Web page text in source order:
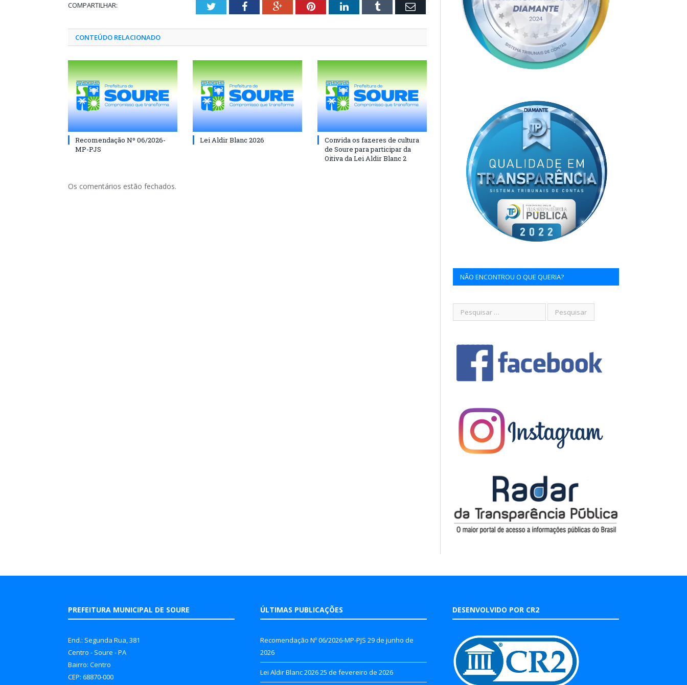
COMPARTILHAR: TwitterFacebookGoogle+PinterestLinkedInTumblr Email
CONTEÚDO RELACIONADO
Recomendação Nº 06/2026-
MP-PJS
Lei Aldir Blanc 2026
Convida os fazeres de cultura
de Soure para participar da
Oitiva da Lei Aldir Blanc 2
Os comentários estão fechados.
NÃO ENCONTROU O QUE QUERIA?
PREFEITURA MUNICIPAL DE SOURE
End.: Segunda Rua, 381
Centro - Soure - PA
Bairro: Centro
CEP: 68870-000
ÚLTIMAS PUBLICAÇÕES
Recomendação Nº 06/2026-MP-PJS 29 de junho de
2026
Lei Aldir Blanc 202625 de fevereiro de 2026
DESENVOLVIDO POR CR2